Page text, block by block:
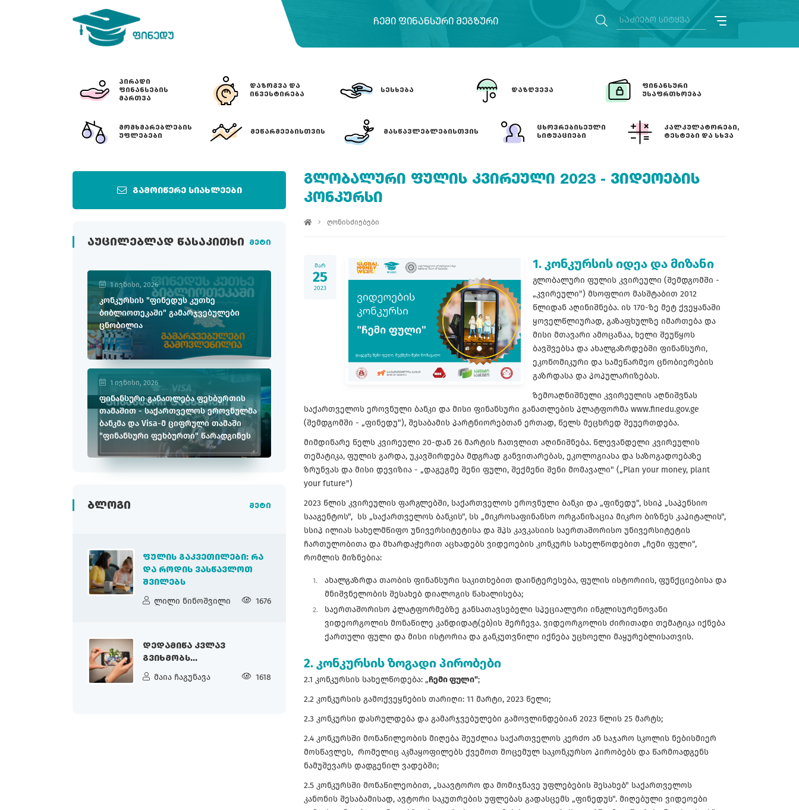
ᲩᲔᲛᲘ ᲤᲘᲜᲐᲜᲡᲣᲠᲘ ᲛᲔᲒᲖᲣᲠᲘ
ᲞᲘᲠᲐᲓᲘ
ᲤᲘᲜᲐᲜᲡᲔᲑᲘᲡ
ᲛᲐᲠᲗᲕᲐ
ᲓᲐᲖᲝᲒᲕᲐ ᲓᲐ
ᲘᲜᲕᲔᲡᲢᲘᲠᲔᲑᲐ
ᲡᲔᲡᲮᲔᲑᲐ ᲓᲐᲖᲦᲕᲔᲕᲐ
ᲤᲘᲜᲐᲜᲡᲣᲠᲘ
ᲣᲡᲐᲤᲠᲗᲮᲝᲔᲑᲐ
ᲛᲝᲛᲮᲛᲐᲠᲔᲑᲚᲔᲑᲘᲡ
ᲣᲤᲚᲔᲑᲔᲑᲘ
ᲛᲔᲬᲐᲠᲛᲔᲔᲑᲘᲡᲗᲕᲘᲡ ᲛᲐᲡᲬᲐᲕᲚᲔᲑᲚᲔᲑᲘᲡᲗᲕᲘᲡ
ᲪᲮᲝᲕᲠᲔᲑᲘᲡᲔᲣᲚᲘ
ᲡᲘᲢᲣᲐᲪᲘᲔᲑᲘ
ᲙᲐᲚᲙᲣᲚᲐᲢᲝᲠᲔᲑᲘ,
ᲢᲔᲡᲢᲔᲑᲘ ᲓᲐ ᲡᲮᲕᲐ
გამოიწერე სიახლეები
ᲐᲣᲪᲘᲚᲔᲑᲚᲐᲓ ᲬᲐᲡᲐᲙᲘᲗᲮᲘ მეტი
1 ივნისი, 2026
კონკურსის "ფინედუს კუთხე
ბიბლიოთეკაში" გამარჯვებულები
ცნობილია
1 ივნისი, 2026
ფინანსური განათლება ფეხბურთის
თამაშით - საქართველოს ეროვნულმა
ბანკმა და Visa-მ ციფრული თამაში
"ფინანსური ფეხბურთი" წარადგინეს
ᲑᲚᲝᲒᲘ მეტი
ᲤᲣᲚᲘᲡ ᲒᲐᲙᲕᲔᲗᲘᲚᲔᲑᲘ: ᲠᲐ
ᲓᲐ ᲠᲝᲓᲘᲡ ᲕᲐᲡᲬᲐᲕᲚᲝᲗ
ᲨᲕᲘᲚᲔᲑᲡ
ლილი ნინოშვილი 1676
ᲓᲔᲓᲐᲛᲘᲬᲐ ᲙᲕᲚᲐᲕ
ᲒᲕᲘᲮᲛᲝᲑᲡ...
მაია ჩაგუნავა 1618
ᲒᲚᲝᲑᲐᲚᲣᲠᲘ ᲤᲣᲚᲘᲡ ᲙᲕᲘᲠᲔᲣᲚᲘ 2023 - ᲕᲘᲓᲔᲝᲔᲑᲘᲡ
ᲙᲝᲜᲙᲣᲠᲡᲘ
ღონისძიებები
მარ
25
2023
1. კონკურსის იდეა და მიზანი
გლობალური ფულის კვირეული (შემდგომში -
„კვირეული") მსოფლიო მასშტაბით 2012
წლიდან აღინიშნება. ის 170-ზე მეტ ქვეყანაში
ყოველწლიურად, გაზაფხულზე იმართება და
მისი მთავარი ამოცანაა, ხელი შეუწყოს
ბავშვებსა და ახალგაზრდებში ფინანსური,
ეკონომიკური და სამეწარმეო ცნობიერების
გაზრდასა და პოპულარიზებას.
ზემოაღნიშნული კვირეულის აღნიშვნას
საქართველოს ეროვნული ბანკი და მისი ფინანსური განათლების პლატფორმა www.finedu.gov.ge
(შემდგომში - „ფინედუ"), შესაბამის პარტნიორებთან ერთად, წელს მეცხრედ შეუერთდება.
მიმდინარე წელს კვირეული 20-დან 26 მარტის ჩათვლით აღინიშნება. წლევანდელი კვირეულის
თემატიკა, ფულის გარდა, უკავშირდება მდგრად განვითარებას, ეკოლოგიასა და საზოგადოებაზე
ზრუნვას და მისი დევიზია - „დაგეგმე შენი ფული, შექმენი შენი მომავალი" („Plan your money, plant
your future")
2023 წლის კვირეულის ფარგლებში, საქართველოს ეროვნული ბანკი და „ფინედუ", სსიპ „საპენსიო
სააგენტოს", სს „საქართველოს ბანკის", სს „მიკროსაფინანსო ორგანიზაცია მიკრო ბიზნეს კაპიტალის",
სსიპ ილიას სახელმწიფო უნივერსიტეტისა და შპს კავკასიის საერთაშორისო უნივერსიტეტის
ჩართულობითა და მხარდაჭერით აცხადებს ვიდეოების კონკურს სახელწოდებით „ჩემი ფული",
რომლის მიზნებია:
ახალგაზრდა თაობის ფინანსური საკითხებით დაინტერესება, ფულის ისტორიის, ფუნქციებისა და
მნიშვნელობის შესახებ დიალოგის წახალისება;
საერთაშორისო პლატფორმებზე განსათავსებელი სპეციალური ინგლისურენოვანი
ვიდეორგოლის მონაწილე კანდიდატ(ებ)ის შერჩევა. ვიდეორგოლის ძირითადი თემატიკა იქნება
ქართული ფული და მისი ისტორია და განკუთვნილი იქნება უცხოელი მაყურებლისათვის.
2. კონკურსის ზოგადი პირობები
2.1 კონკურსის სახელწოდება: „ჩემი ფული";
2.2 კონკურსის გამოქვეყნების თარიღი: 11 მარტი, 2023 წელი;
2.3 კონკურსი დასრულდება და გამარჯვებულები გამოვლინდებიან 2023 წლის 25 მარტს;
2.4 კონკურსში მონაწილეობის მიღება შეუძლია საქართველოს კერძო ან საჯარო სკოლის ნებისმიერ
მოსწავლეს, რომელიც აკმაყოფილებს ქვემოთ მოცემულ საკონკურსო პირობებს და წარმოადგენს
ნამუშევარს დადგენილ ვადებში;
2.5 კონკურსში მონაწილეობით, „საავტორო და მომიჯნავე უფლებების შესახებ" საქართველოს
კანონის შესაბამისად, ავტორი საკუთრების უფლებას გადასცემს „ფინედუს". მიღებული ვიდეოები